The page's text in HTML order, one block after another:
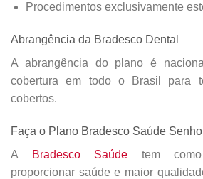
Procedimentos exclusivamente
Abrangência da Bradesco Dental
A abrangência do plano é
cobertura em todo o Brasil para
cobertos.
Faça o Plano Bradesco Saúde
A
Bradesco Saúde tem como
proporcionar saúde e maior